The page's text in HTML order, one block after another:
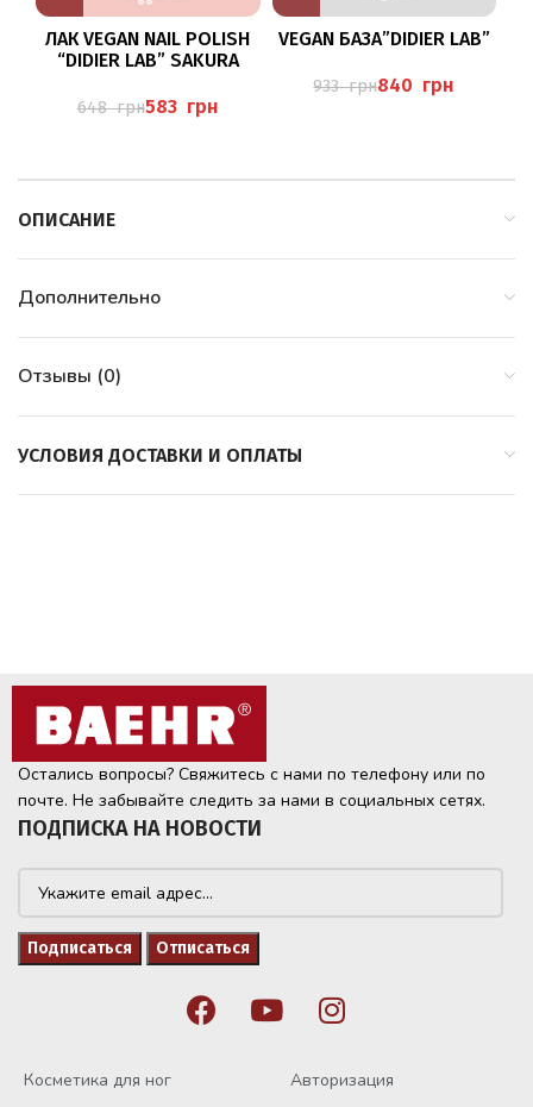
ЛАК VEGAN NAIL POLISH
“DIDIER LAB” SAKURA
648грн583 грн
VEGAN БАЗА”DIDIER LAB”
933грн840 грн
ОПИСАНИЕ
Дополнительно
Отзывы (0)
УСЛОВИЯ ДОСТАВКИ И ОПЛАТЫ
Остались вопросы? Свяжитесь с нами по телефону или по
почте. Не забывайте следить за нами в социальных сетях.
ПОДПИСКА НА НОВОСТИ
Косметика для ног
Авторизация